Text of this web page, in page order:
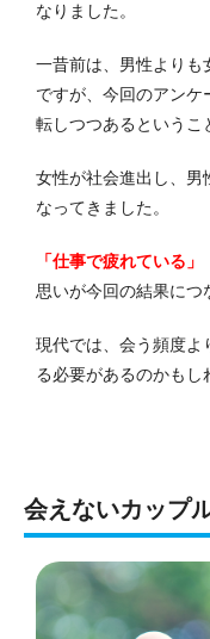
なりました。
一昔前は、男性よりも
ですが、今回のアンケ
転しつつあるというこ
女性が社会進出し、男
なってきました。
「仕事で疲れている
思いが今回の結果につ
現代では、会う頻度よ
る必要があるのかもし
会えないカップ